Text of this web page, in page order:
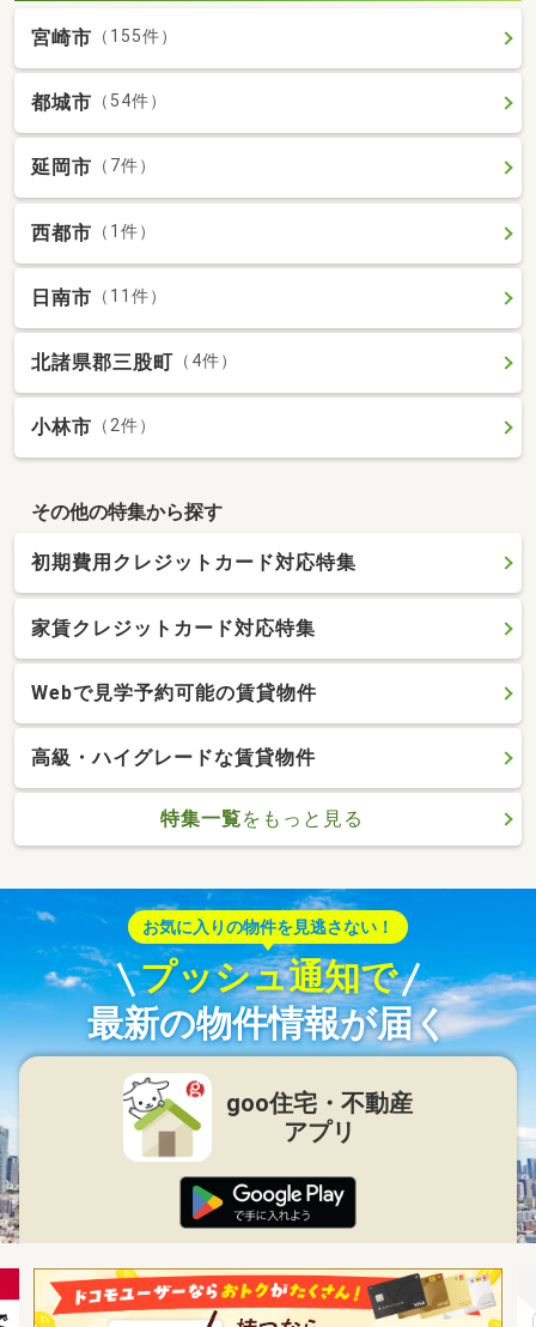
宮崎市 （155件）
都城市 （54件）
延岡市 （7件）
西都市 （1件）
日南市 （11件）
北諸県郡三股町 （4件）
小林市 （2件）
その他の特集から探す
初期費用クレジットカード対応特集
家賃クレジットカード対応特集
Webで見学予約可能の賃貸物件
高級・ハイグレードな賃貸物件
特集一覧をもっと見る
お気に入りの物件を見逃さない！
プッシュ通知で
最新の物件情報が届く
goo住宅・不動産
アプリ